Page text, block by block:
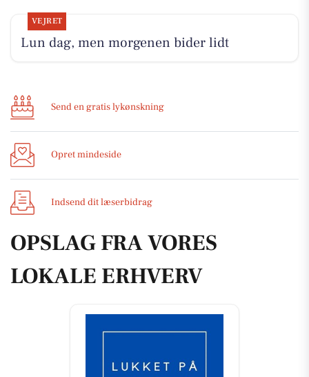
VEJRET
Lun dag, men morgenen bider lidt
Send en gratis lykønskning
Opret mindeside
Indsend dit læserbidrag
OPSLAG FRA VORES
LOKALE ERHVERV